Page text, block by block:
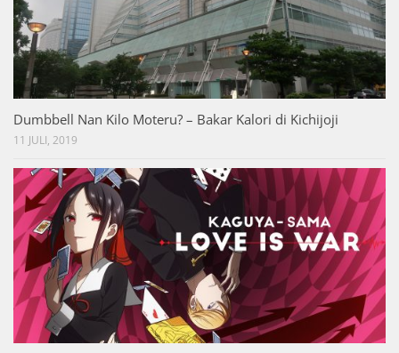
Dumbbell Nan Kilo Moteru? – Bakar Kalori di Kichijoji
11 JULI, 2019